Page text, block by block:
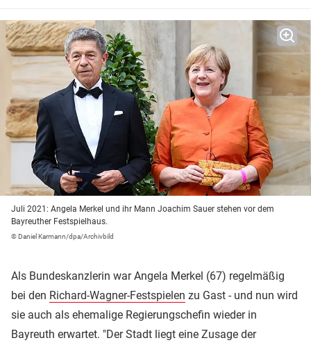
Juli 2021: Angela Merkel und ihr Mann Joachim Sauer stehen vor dem
Bayreuther Festspielhaus.
© Daniel Karmann/dpa/Archivbild
Als Bundeskanzlerin war Angela Merkel (67) regelmäßig
bei den Richard-Wagner-Festspielen zu Gast - und nun wird
sie auch als ehemalige Regierungschefin wieder in
Bayreuth erwartet. "Der Stadt liegt eine Zusage der